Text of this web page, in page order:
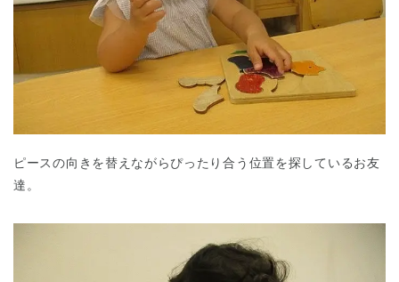
ピースの向きを替えながらぴったり合う位置を探しているお友
達。